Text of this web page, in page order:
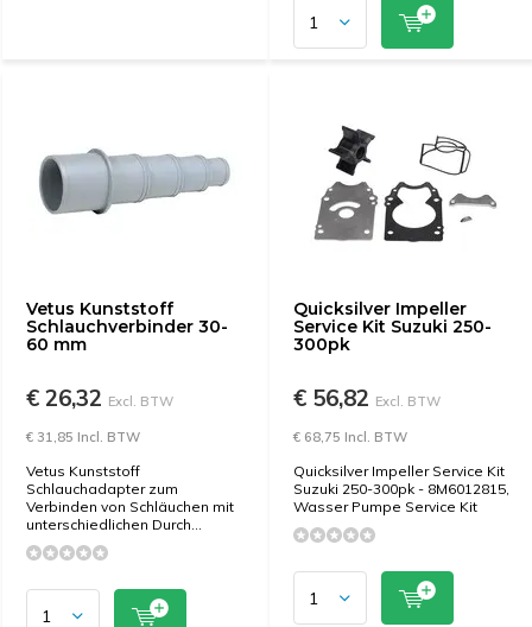
Vetus Kunststoff
Schlauchverbinder 30-
60 mm
€ 26,32 Excl. BTW
€ 31,85 Incl. BTW
Vetus Kunststoff
Schlauchadapter zum
Verbinden von Schläuchen mit
unterschiedlichen Durch...
Quicksilver Impeller
Service Kit Suzuki 250-
300pk
€ 56,82 Excl. BTW
€ 68,75 Incl. BTW
Quicksilver Impeller Service Kit
Suzuki 250-300pk - 8M6012815,
Wasser Pumpe Service Kit